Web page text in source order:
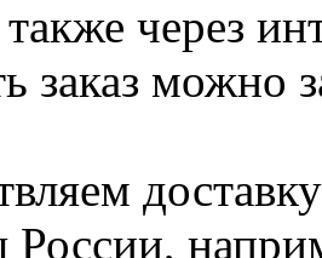
также через
заказ можно
России,